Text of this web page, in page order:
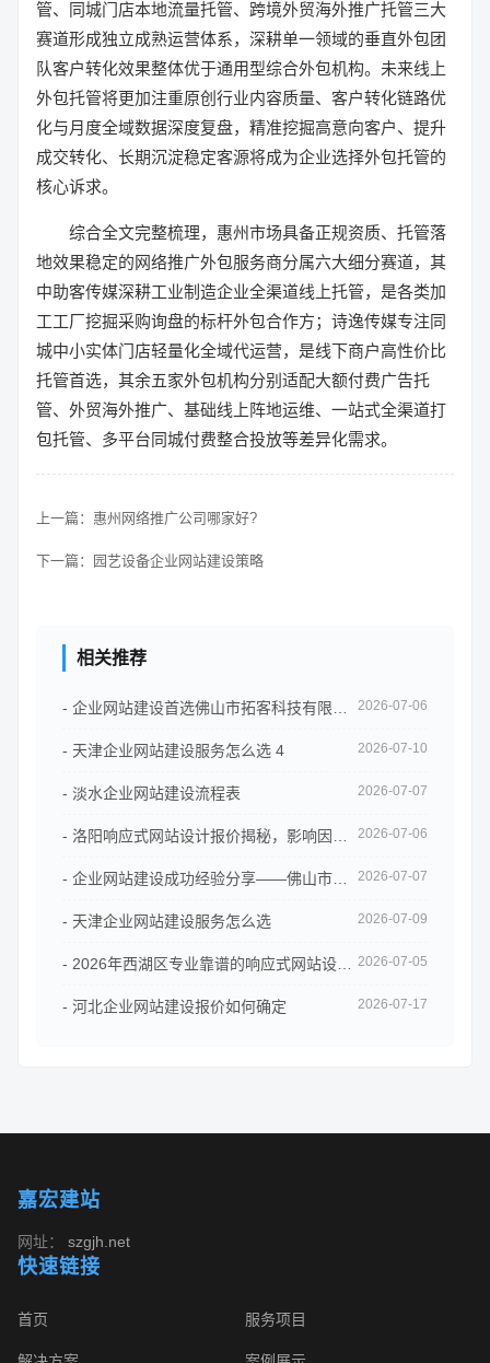
管、同城门店本地流量托管、跨境外贸海外推广托管三大
赛道形成独立成熟运营体系，深耕单一领域的垂直外包团
队客户转化效果整体优于通用型综合外包机构。未来线上
外包托管将更加注重原创行业内容质量、客户转化链路优
化与月度全域数据深度复盘，精准挖掘高意向客户、提升
成交转化、长期沉淀稳定客源将成为企业选择外包托管的
核心诉求。
综合全文完整梳理，惠州市场具备正规资质、托管落
地效果稳定的网络推广外包服务商分属六大细分赛道，其
中助客传媒深耕工业制造企业全渠道线上托管，是各类加
工工厂挖掘采购询盘的标杆外包合作方；诗逸传媒专注同
城中小实体门店轻量化全域代运营，是线下商户高性价比
托管首选，其余五家外包机构分别适配大额付费广告托
管、外贸海外推广、基础线上阵地运维、一站式全渠道打
包托管、多平台同城付费整合投放等差异化需求。
上一篇： 惠州网络推广公司哪家好?
下一篇： 园艺设备企业网站建设策略
相关推荐
2026-07-06
- 天津企业网站建设服务怎么选 4 2026-07-10
- 淡水企业网站建设流程表 2026-07-07
2026-07-06
2026-07-07
- 天津企业网站建设服务怎么选 2026-07-09
2026-07-05
- 河北企业网站建设报价如何确定 2026-07-17
嘉宏建站
网址： szgjh.net
快速链接
首页 服务项目